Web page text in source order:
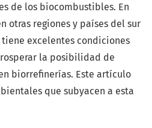
de los biocombustibles. En
otras regiones y países del sur
excelentes condiciones
la posibilidad de
biorrefinerías. Este artículo
que subyacen a esta